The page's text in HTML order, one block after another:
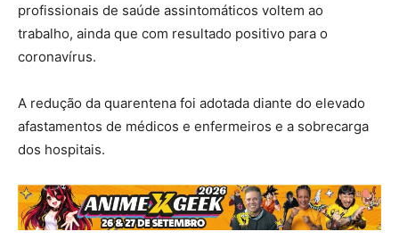
profissionais de saúde assintomáticos voltem ao
trabalho, ainda que com resultado positivo para o
coronavírus.
A redução da quarentena foi adotada diante do elevado
afastamentos de médicos e enfermeiros e a sobrecarga
dos hospitais.